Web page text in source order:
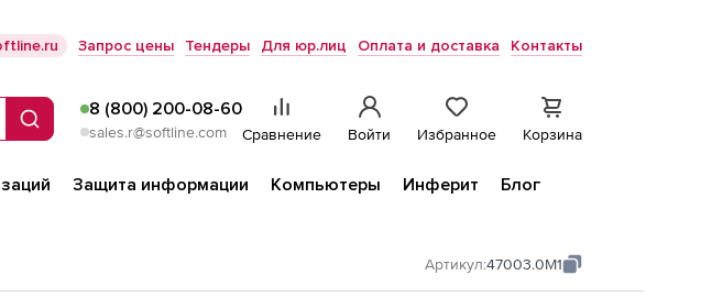
Запрос цены Тендеры Для юр.лиц Оплата и доставка Контакты
Поиск
8 (800) 200-08-60
sales.r@softline.com Сравнение Войти Избранное Корзина
Защита информации Компьютеры Инферит
Блог
Артикул:47003.0M1